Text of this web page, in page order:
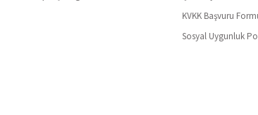
KVKK Başvuru
Sosyal Uygunluk